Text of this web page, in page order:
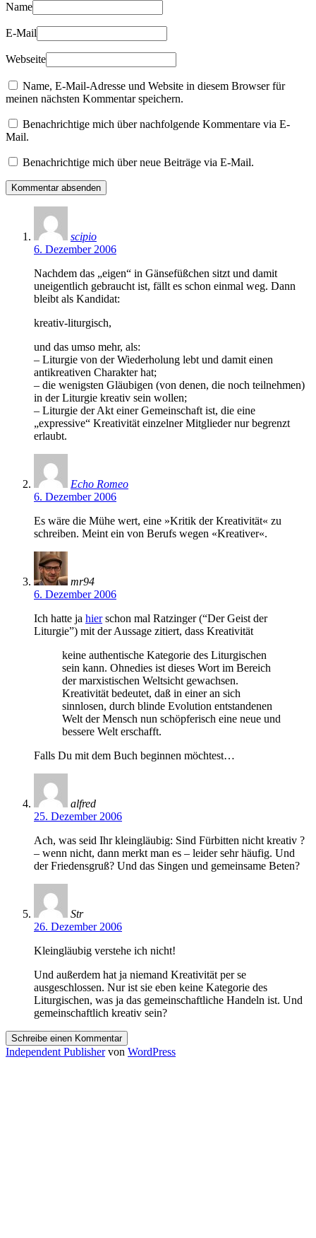
Name
E-Mail
Webseite
Name, E-Mail-Adresse und Website in diesem Browser für
meinen nächsten Kommentar speichern.
Benachrichtige mich über nachfolgende Kommentare via E-
Mail.
Benachrichtige mich über neue Beiträge via E-Mail.
scipio
6. Dezember 2006
Nachdem das „eigen“ in Gänsefüßchen sitzt und damit
uneigentlich gebraucht ist, fällt es schon einmal weg. Dann
bleibt als Kandidat:
kreativ-liturgisch,
und das umso mehr, als:
– Liturgie von der Wiederholung lebt und damit einen
antikreativen Charakter hat;
– die wenigsten Gläubigen (von denen, die noch teilnehmen)
in der Liturgie kreativ sein wollen;
– Liturgie der Akt einer Gemeinschaft ist, die eine
„expressive“ Kreativität einzelner Mitglieder nur begrenzt
erlaubt.
Echo Romeo
6. Dezember 2006
Es wäre die Mühe wert, eine »Kritik der Kreativität« zu
schreiben. Meint ein von Berufs wegen «Kreativer«.
mr94
6. Dezember 2006
Ich hatte ja hierschon mal Ratzinger (“Der Geist der
Liturgie”) mit der Aussage zitiert, dass Kreativität
keine authentische Kategorie des Liturgischen
sein kann. Ohnedies ist dieses Wort im Bereich
der marxistischen Weltsicht gewachsen.
Kreativität bedeutet, daß in einer an sich
sinnlosen, durch blinde Evolution entstandenen
Welt der Mensch nun schöpferisch eine neue und
bessere Welt erschafft.
Falls Du mit dem Buch beginnen möchtest…
alfred
25. Dezember 2006
Ach, was seid Ihr kleingläubig: Sind Fürbitten nicht kreativ ?
– wenn nicht, dann merkt man es – leider sehr häufig. Und
der Friedensgruß? Und das Singen und gemeinsame Beten?
Str
26. Dezember 2006
Kleingläubig verstehe ich nicht!
Und außerdem hat ja niemand Kreativität per se
ausgeschlossen. Nur ist sie eben keine Kategorie des
Liturgischen, was ja das gemeinschaftliche Handeln ist. Und
gemeinschaftlich kreativ sein?
Schreibe einen Kommentar
Independent Publishervon WordPress